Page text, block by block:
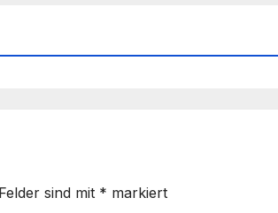
sind mit * markiert